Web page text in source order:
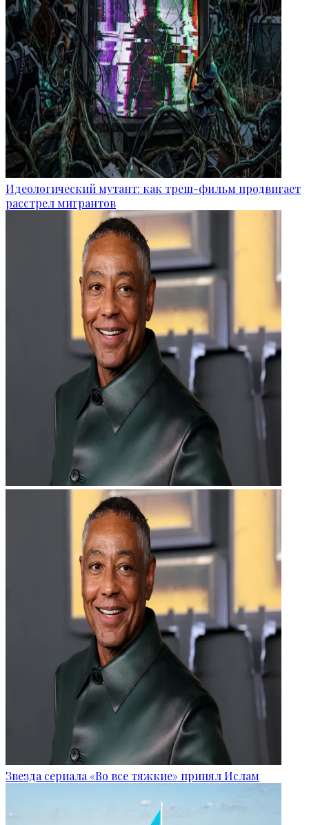
Идеологический мутант: как треш-фильм продвигает
расстрел мигрантов
Звезда сериала «Во все тяжкие» принял Ислам